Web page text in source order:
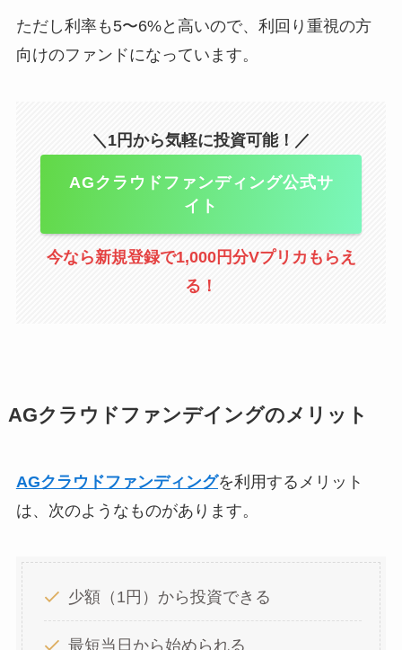
ただし利率も5〜6%と高いので、利回り重視の方
向けのファンドになっています。
＼1円から気軽に投資可能！／
AGクラウドファンディング公式サ
イト
今なら新規登録で1,000円分Vプリカもらえ
る！
AGクラウドファンデイングのメリット
AGクラウドファンディングを利用するメリット
は、次のようなものがあります。
少額（1円）から投資できる
最短当日から始められる